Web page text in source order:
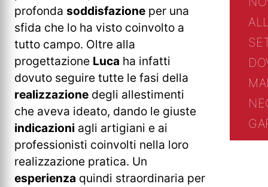
profonda soddisfazione per una
sfida che lo ha visto coinvolto a
tutto campo. Oltre alla
progettazione Luca ha infatti
dovuto seguire tutte le fasi della
realizzazione degli allestimenti
che aveva ideato, dando le giuste
indicazioni agli artigiani e ai
professionisti coinvolti nella loro
realizzazione pratica. Un
esperienza quindi straordinaria per